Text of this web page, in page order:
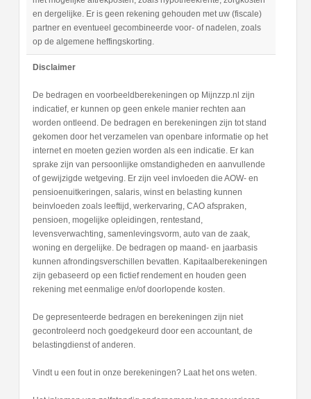
en dergelijke. Er is geen rekening gehouden met uw (fiscale)
partner en eventueel gecombineerde voor- of nadelen, zoals
op de algemene heffingskorting.
Disclaimer
De bedragen en voorbeeldberekeningen op Mijnzzp.nl zijn
indicatief, er kunnen op geen enkele manier rechten aan
worden ontleend. De bedragen en berekeningen zijn tot stand
gekomen door het verzamelen van openbare informatie op het
internet en moeten gezien worden als een indicatie. Er kan
sprake zijn van persoonlijke omstandigheden en aanvullende
of gewijzigde wetgeving. Er zijn veel invloeden die AOW- en
pensioenuitkeringen, salaris, winst en belasting kunnen
beinvloeden zoals leeftijd, werkervaring, CAO afspraken,
pensioen, mogelijke opleidingen, rentestand,
levensverwachting, samenlevingsvorm, auto van de zaak,
woning en dergelijke. De bedragen op maand- en jaarbasis
kunnen afrondingsverschillen bevatten. Kapitaalberekeningen
zijn gebaseerd op een fictief rendement en houden geen
rekening met eenmalige en/of doorlopende kosten.
De gepresenteerde bedragen en berekeningen zijn niet
gecontroleerd noch goedgekeurd door een accountant, de
belastingdienst of anderen.
Vindt u een fout in onze berekeningen? Laat het ons weten.